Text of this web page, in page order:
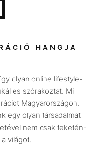
HANGJA
olyan online lifestyle-
és szórakoztat. Mi
Magyarországon.
egy olyan társadalmat
nem csak feketén-
világot.